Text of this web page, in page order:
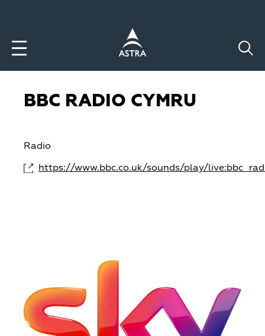
principal
BBC RADIO CYMRU
Radio
https://www.bbc.co.uk/sounds/play/